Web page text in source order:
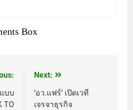
Box
บบ
TO
Next:
‘อว.แฟร์’ เปิดเวที
เจรจาธุรกิจ